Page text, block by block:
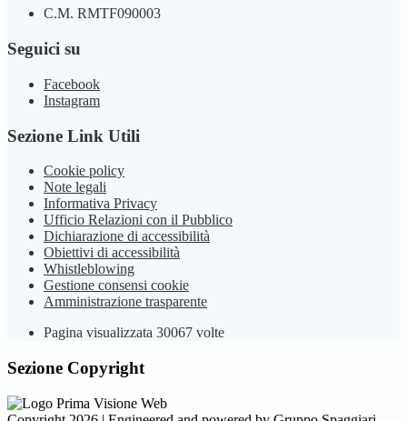
C.M. RMTF090003
Seguici su
Facebook
Instagram
Sezione Link Utili
Cookie policy
Note legali
Informativa Privacy
Ufficio Relazioni con il Pubblico
Dichiarazione di accessibilità
Obiettivi di accessibilità
Whistleblowing
Gestione consensi cookie
Amministrazione trasparente
Pagina visualizzata 30067 volte
Sezione Copyright